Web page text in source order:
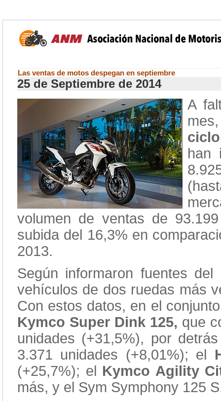
Las ventas de motos despegan en septiembre
25 de Septiembre de 2014
A
han
volumen de ventas de
subida del 16,3% en
2013.
Según informaron fuentes
vehículos de dos ruedas más
Con estos datos, en el
Kymco Super Dink 125, que
unidades (+31,5%), por
3.371 unidades (+8,01%); el
(+25,7%); el Kymco Agility
más, y el Sym Symphony 125